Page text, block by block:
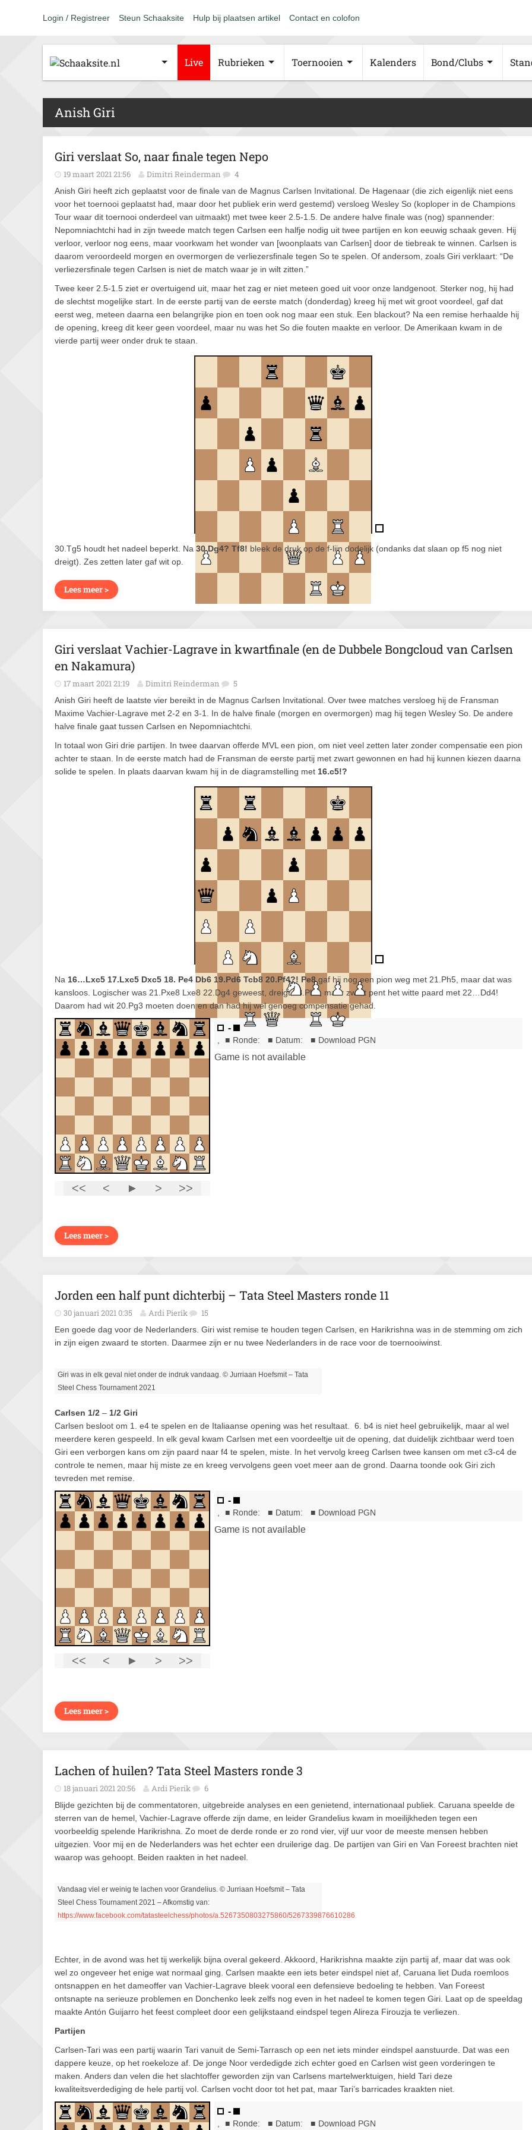
Login / Registreer Steun Schaaksite Hulp bij plaatsen artikel Contact en colofon
Live Rubrieken Toernooien Kalenders Bond/Clubs
Anish Giri
Giri verslaat So, naar finale tegen Nepo
19 maart 2021 21:56 Dimitri Reinderman 4
Anish Giri heeft zich geplaatst voor de finale van de Magnus Carlsen Invitational. De Hagenaar (die zich eigenlijk niet eens
voor het toernooi geplaatst had, maar door het publiek erin werd gestemd) versloeg Wesley So (koploper in de Champions
Tour waar dit toernooi onderdeel van uitmaakt) met twee keer 2.5-1.5. De andere halve finale was (nog) spannender:
Nepomniachtchi had in zijn tweede match tegen Carlsen een halfje nodig uit twee partijen en kon eeuwig schaak geven. Hij
verloor, verloor nog eens, maar voorkwam het wonder van [woonplaats van Carlsen] door de tiebreak te winnen. Carlsen is
daarom veroordeeld morgen en overmorgen de verliezersfinale tegen So te spelen. Of andersom, zoals Giri verklaart: “De
verliezersfinale tegen Carlsen is niet de match waar je in wilt zitten.”
Twee keer 2.5-1.5 ziet er overtuigend uit, maar het zag er niet meteen goed uit voor onze landgenoot. Sterker nog, hij had
de slechtst mogelijke start. In de eerste partij van de eerste match (donderdag) kreeg hij met wit groot voordeel, gaf dat
eerst weg, meteen daarna een belangrijke pion en toen ook nog maar een stuk. Een blackout? Na een remise herhaalde hij
de opening, kreeg dit keer geen voordeel, maar nu was het So die fouten maakte en verloor. De Amerikaan kwam in de
vierde partij weer onder druk te staan.
30.Tg5 houdt het nadeel beperkt. Na 30.Dg4? Tf8! bleek de druk op de f-lijn dodelijk (ondanks dat slaan op f5 nog niet
dreigt). Zes zetten later gaf wit op.
Lees meer >
Giri verslaat Vachier-Lagrave in kwartfinale (en de Dubbele Bongcloud van Carlsen
en Nakamura)
17 maart 2021 21:19 Dimitri Reinderman 5
Anish Giri heeft de laatste vier bereikt in de Magnus Carlsen Invitational. Over twee matches versloeg hij de Fransman
Maxime Vachier-Lagrave met 2-2 en 3-1. In de halve finale (morgen en overmorgen) mag hij tegen Wesley So. De andere
halve finale gaat tussen Carlsen en Nepomniachtchi.
In totaal won Giri drie partijen. In twee daarvan offerde MVL een pion, om niet veel zetten later zonder compensatie een pion
achter te staan. In de eerste match had de Fransman de eerste partij met zwart gewonnen en had hij kunnen kiezen daarna
solide te spelen. In plaats daarvan kwam hij in de diagramstelling met 16.c5!?
Na 16…Lxc5 17.Lxc5 Dxc5 18. Pe4 Db6 19.Pd6 Tcb8 20.Pf4?! Pe8gaf hij nog een pion weg met 21.Ph5, maar dat was
kansloos. Logischer was 21.Pxe8 Lxe8 22.Dg4 geweest, dreigt 23.Ph5, maar zwart pent het witte paard met 22…Dd4!
Daarom had wit 20.Pg3 moeten doen en dan had hij wel genoeg compensatie gehad.
Lees meer >
Jorden een half punt dichterbij – Tata Steel Masters ronde 11
30 januari 2021 0:35 Ardi Pierik 15
Een goede dag voor de Nederlanders. Giri wist remise te houden tegen Carlsen, en Harikrishna was in de stemming om zich
in zijn eigen zwaard te storten. Daarmee zijn er nu twee Nederlanders in de race voor de toernooiwinst.
Giri was in elk geval niet onder de indruk vandaag. © Jurriaan Hoefsmit – Tata
Steel Chess Tournament 2021
Carlsen 1/2 – 1/2 Giri
Carlsen besloot om 1. e4 te spelen en de Italiaanse opening was het resultaat. 6. b4 is niet heel gebruikelijk, maar al wel
meerdere keren gespeeld. In elk geval kwam Carlsen met een voordeeltje uit de opening, dat duidelijk zichtbaar werd toen
Giri een verborgen kans om zijn paard naar f4 te spelen, miste. In het vervolg kreeg Carlsen twee kansen om met c3-c4 de
controle te nemen, maar hij miste ze en kreeg vervolgens geen voet meer aan de grond. Daarna toonde ook Giri zich
tevreden met remise.
Lees meer >
Lachen of huilen? Tata Steel Masters ronde 3
18 januari 2021 20:56 Ardi Pierik 6
Blijde gezichten bij de commentatoren, uitgebreide analyses en een genietend, internationaal publiek. Caruana speelde de
sterren van de hemel, Vachier-Lagrave offerde zijn dame, en leider Grandelius kwam in moeilijkheden tegen een
voorbeeldig spelende Harikrishna. Zo moet de derde ronde er zo rond vier, vijf uur voor de meeste mensen hebben
uitgezien. Voor mij en de Nederlanders was het echter een druilerige dag. De partijen van Giri en Van Foreest brachten niet
waarop was gehoopt. Beiden raakten in het nadeel.
Vandaag viel er weinig te lachen voor Grandelius. © Jurriaan Hoefsmit – Tata
Steel Chess Tournament 2021 – Afkomstig van:
https://www.facebook.com/tatasteelchess/photos/a.5267350803275860/5267339876610286
Echter, in de avond was het tij werkelijk bijna overal gekeerd. Akkoord, Harikrishna maakte zijn partij af, maar dat was ook
wel zo ongeveer het enige wat normaal ging. Carlsen maakte een iets beter eindspel niet af, Caruana liet Duda roemloos
ontsnappen en het dameoffer van Vachier-Lagrave bleek vooral een defensieve bedoeling te hebben. Van Foreest
ontsnapte na serieuze problemen en Donchenko leek zelfs nog even in het nadeel te komen tegen Giri. Laat op de speeldag
maakte Antón Guijarro het feest compleet door een gelijkstaand eindspel tegen Alireza Firouzja te verliezen.
Partijen
Carlsen-Tari was een partij waarin Tari vanuit de Semi-Tarrasch op een net iets minder eindspel aanstuurde. Dat was een
dappere keuze, op het roekeloze af. De jonge Noor verdedigde zich echter goed en Carlsen wist geen vorderingen te
maken. Anders dan velen die het slachtoffer geworden zijn van Carlsens martelwerktuigen, hield Tari deze
kwaliteitsverdediging de hele partij vol. Carlsen vocht door tot het pat, maar Tari’s barricades kraakten niet.